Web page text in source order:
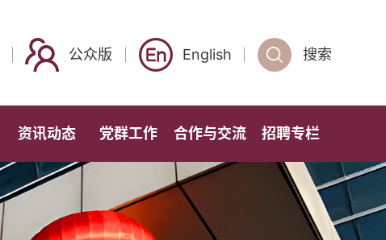
公众版 English 搜索
资讯动态 党群工作 合作与交流 招聘专栏